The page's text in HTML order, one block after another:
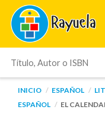
INICIO ESPAÑOL
ESPAÑOL
EL